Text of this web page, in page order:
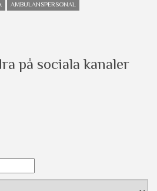
AMBULANSPERSONAL
på sociala kanaler